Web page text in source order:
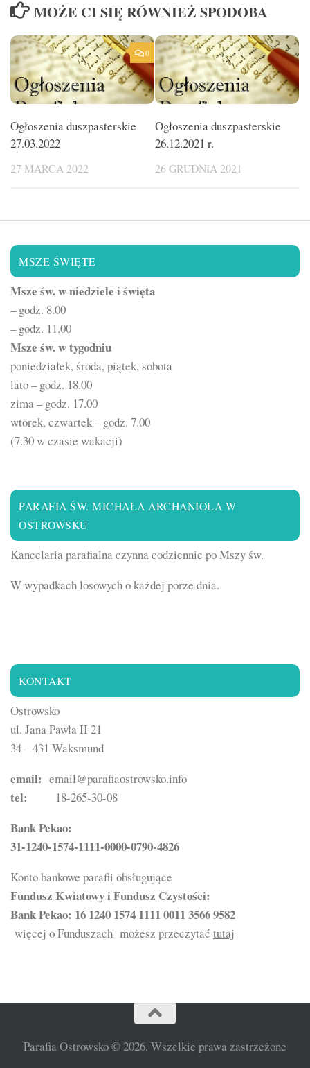
MOŻE CI SIĘ RÓWNIEŻ SPODOBA
0
Ogłoszenia duszpasterskie
27.03.2022
27 MARCA 2022
Ogłoszenia duszpasterskie
26.12.2021 r.
26 GRUDNIA 2021
MSZE ŚWIĘTE
Msze św. w niedziele i święta
– godz. 8.00
– godz. 11.00
Msze św. w tygodniu
poniedziałek, środa, piątek, sobota
lato – godz. 18.00
zima – godz. 17.00
wtorek, czwartek – godz. 7.00
(7.30 w czasie wakacji)
PARAFIA ŚW. MICHAŁA ARCHANIOŁA W
OSTROWSKU
Kancelaria parafialna czynna codziennie po Mszy św.
W wypadkach losowych o każdej porze dnia.
KONTAKT
Ostrowsko
ul. Jana Pawła II 21
34 – 431 Waksmund
email: email@parafiaostrowsko.info
tel: 18-265-30-08
Bank Pekao:
31-1240-1574-1111-0000-0790-4826
Konto bankowe parafii obsługujące
Fundusz Kwiatowy i Fundusz Czystości:
Bank Pekao: 16 1240 1574 1111 0011 3566 9582
więcej o Funduszach możesz przeczytać tutaj
Parafia Ostrowsko © 2026. Wszelkie prawa zastrzeżone